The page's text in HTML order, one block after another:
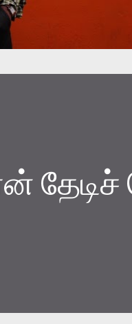
தேடிச்